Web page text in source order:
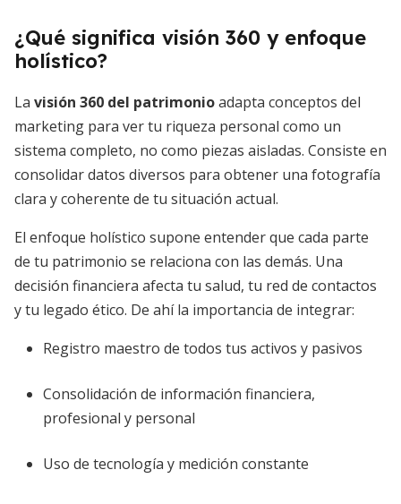
¿Qué significa visión 360 y enfoque
holístico?
La visión 360 del patrimonioadapta conceptos del
marketing para ver tu riqueza personal como un
sistema completo, no como piezas aisladas. Consiste en
consolidar datos diversos para obtener una fotografía
clara y coherente de tu situación actual.
El enfoque holístico supone entender que cada parte
de tu patrimonio se relaciona con las demás. Una
decisión financiera afecta tu salud, tu red de contactos
y tu legado ético. De ahí la importancia de integrar:
Registro maestro de todos tus activos y pasivos
Consolidación de información financiera,
profesional y personal
Uso de tecnología y medición constante